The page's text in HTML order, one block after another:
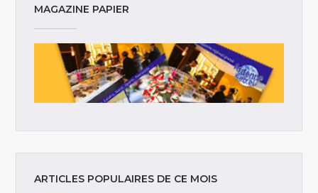
MAGAZINE PAPIER
ARTICLES POPULAIRES DE CE MOIS